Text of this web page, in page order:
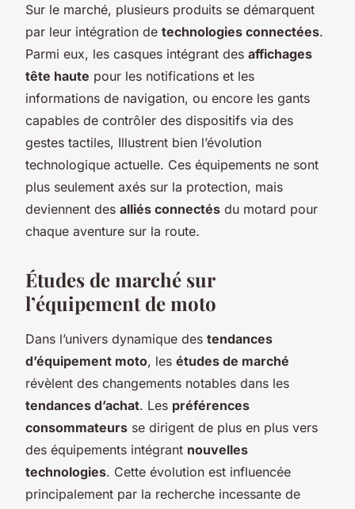
Sur le marché, plusieurs produits se démarquent
par leur intégration de technologies connectées.
Parmi eux, les casques intégrant des affichages
tête haute pour les notifications et les
informations de navigation, ou encore les gants
capables de contrôler des dispositifs via des
gestes tactiles, Illustrent bien l’évolution
technologique actuelle. Ces équipements ne sont
plus seulement axés sur la protection, mais
deviennent des alliés connectés du motard pour
chaque aventure sur la route.
Études de marché sur
l’équipement de moto
Dans l’univers dynamique des tendances
d’équipement moto, les études de marché
révèlent des changements notables dans les
tendances d’achat. Les préférences
consommateurs se dirigent de plus en plus vers
des équipements intégrant nouvelles
technologies. Cette évolution est influencée
principalement par la recherche incessante de